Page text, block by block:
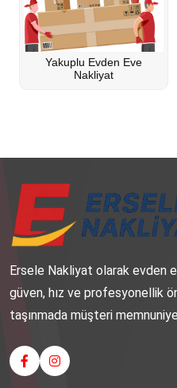
Yakuplu Evden Eve
Nakliyat
Ersele Nakliyat olarak evden
güven, hız ve profesyonellik
taşınmada müşteri